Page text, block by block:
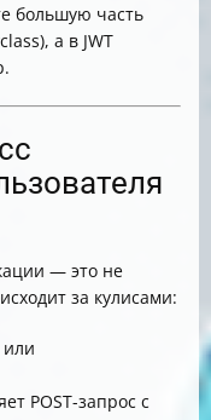
большую часть
а в JWT
— это не
за кулисами:
POST-запрос с